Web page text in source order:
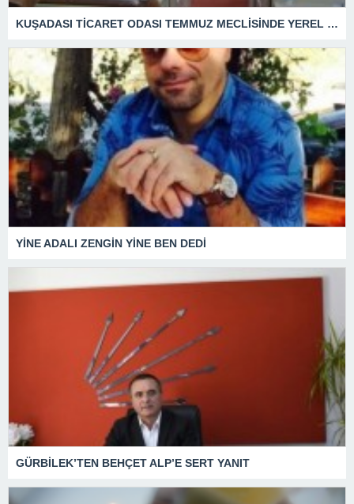
KUŞADASI TİCARET ODASI TEMMUZ MECLİSİNDE YEREL İŞLETMELERE ANLAMLI DESTEK
YİNE ADALI ZENGİN YİNE BEN DEDİ
GÜRBİLEK’TEN BEHÇET ALP’E SERT YANIT